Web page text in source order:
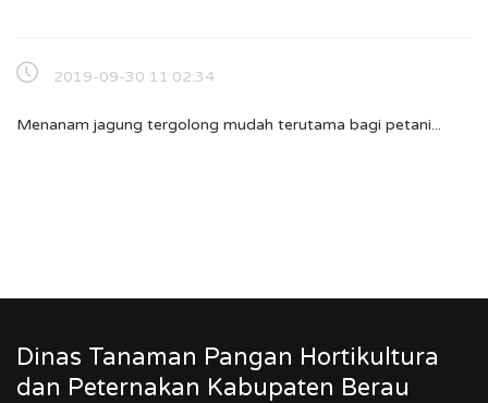
2019-09-30 11:02:34
Menanam jagung tergolong mudah terutama bagi petani...
Dinas Tanaman Pangan Hortikultura
dan Peternakan Kabupaten Berau